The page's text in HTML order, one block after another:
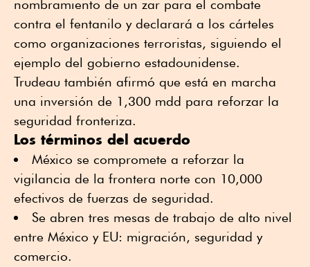
nombramiento de un zar para el combate
contra el fentanilo y declarará a los cárteles
como organizaciones terroristas, siguiendo el
ejemplo del gobierno estadounidense.
Trudeau también afirmó que está en marcha
una inversión de 1,300 mdd para reforzar la
seguridad fronteriza.
Los términos del acuerdo
México se compromete a reforzar la
vigilancia de la frontera norte con 10,000
efectivos de fuerzas de seguridad.
Se abren tres mesas de trabajo de alto nivel
entre México y EU: migración, seguridad y
comercio.